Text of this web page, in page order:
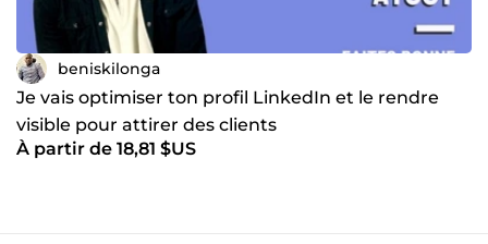
beniskilonga
Je vais optimiser ton profil LinkedIn et le rendre
visible pour attirer des clients
À partir de 18,81 $US